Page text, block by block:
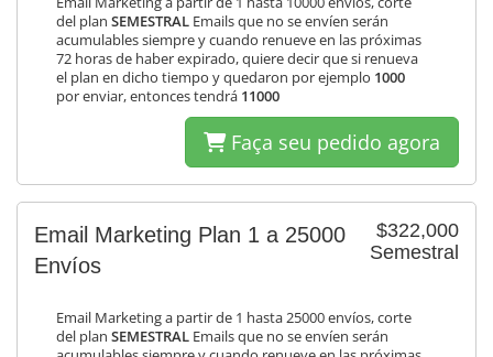
del plan SEMESTRAL Emails que no se envíen serán
acumulables siempre y cuando renueve en las próximas
72 horas de haber expirado, quiere decir que si renueva
el plan en dicho tiempo y quedaron por ejemplo 1000
por enviar, entonces tendrá 11000
Faça seu pedido agora
$322,000
Semestral
Email Marketing Plan 1 a 25000
Envíos
Email Marketing a partir de 1 hasta 25000 envíos, corte
del plan SEMESTRAL Emails que no se envíen serán